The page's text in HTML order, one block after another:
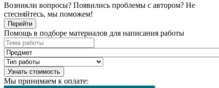
Возникли вопросы? Появились проблемы с автором? Не
стесняйтесь, мы поможем!
Перейти
Помощь в подборе материалов для написания работы
Узнать стоимость
Мы принимаем к оплате: